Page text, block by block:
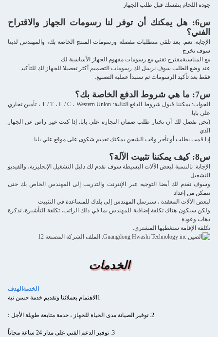
جودة اللحام بنفسك قبل طلب الجهاز
س6: هل يمكنك أن توفر لنا رسومات الجهاز والاقتراح
الفني؟
الإجابة: نعم. بعد تلقي متطلبات مفصلة ورسومات المنتج الخاصة بك، والمهندس لدينا
سوف تخرج
مع المناسبةمقترح تقني مع رسومات مفهوم الجهاز الأساسية لك.
عند وضع الطلب سوف نرسل لك رسومات التصميم أكثر تفصيلا للجهاز لك للتأكيد.
فقط بعد تأكيد الرسومات ثم سنبدأ عملية التصنيع.
س7: ما هي شروط الدفع الخاصة بك؟
الجواب: يمكننا قبول شروط الدفع التالية: T / T ، L / C ، Western Union ، تأمين تجاري
علي بابا.
(نحن نفضل لك أن تختار طلب ضمان التجارة علي بابا. إذا كنت غير راض عن الجهاز
الذي
إذا قمت بطلب أو تأخر وقت الشحن يمكنك تقديم شكوى على موقع علي بابا
س8: كيف يمكننا تثبيت الآلة؟
الإجابة: بالنسبة لبعض الآلات البسيطة سوف نقدم لك دليل التشغيل الإنجليزية، والفيديو
التشغيل
وسوف نقدم لك أيضا التوجيه عبر الإنترنت والتدريب إلى المهندس الخاص بك حتى
تتمكن من إعداد
لبعض الآلات المعقدة ، سنرسل المهندس إلى بلدك للمساعدة في التثبيت
ولكن سيكون هناك تكلفة إضافية للمهندس بما في ذلك الراتب، تكلفة التأشيرة، تذكرة
ذهاب وعودة
تكلفة الإقامة ستغطيها المشتري.
الخدمات
الخدمةالهدف
1الاهتمام بعملائنا وتقديم خدمة حسن نية
2. توفير الصيانة مدى الحياة للجهاز ، خدمة متابعة طويلة الأجل ؛
3. توفير الدعم الفني على مدار 24 ساعة مجاناً